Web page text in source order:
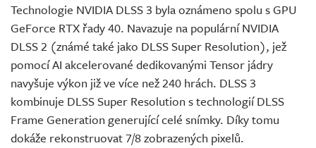
Technologie NVIDIA DLSS 3 byla oznámeno spolu s GPU
GeForce RTX řady 40. Navazuje na populární NVIDIA
DLSS 2 (známé také jako DLSS Super Resolution), jež
pomocí AI akcelerované dedikovanými Tensor jádry
navyšuje výkon již ve více než 240 hrách. DLSS 3
kombinuje DLSS Super Resolution s technologií DLSS
Frame Generation generující celé snímky. Díky tomu
dokáže rekonstruovat 7/8 zobrazených pixelů.